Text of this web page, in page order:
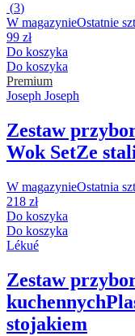
(3)
W magazynieOstatnie
99 zł
Do koszyka
Do koszyka
Premium
Joseph Joseph
Zestaw
Wok SetZe
W magazynieOstatnia
218 zł
Do koszyka
Do koszyka
Lékué
Zestaw
kuchennych
stojakiem